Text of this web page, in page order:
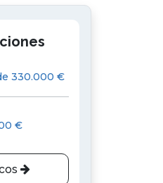
330.000 €
€